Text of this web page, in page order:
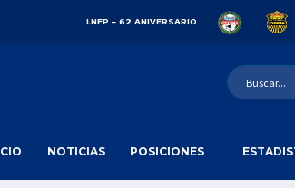
LNFP – 62 ANIVERSARIO
NOTICIAS POSICIONES